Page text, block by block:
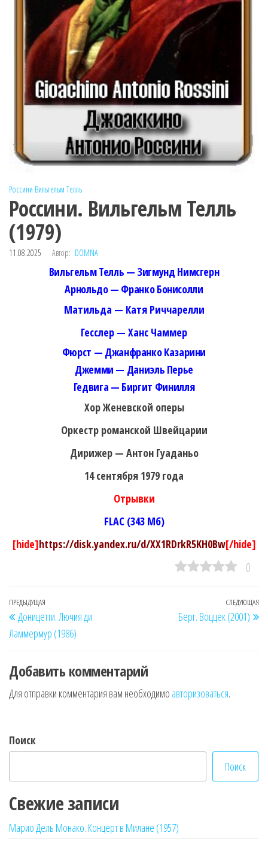
Россини Вильгельм Телль
Россини. Вильгельм Телль
(1979)
11.08.2025 Автор: DOMNA
Вильгельм Телль — Зигмунд Нимсгерн
Арнольдо — Франко Бонисолли
Матильда — Катя Риччарелли
Гесслер — Ханс Чаммер
Фюрст — Джанфранко Казарини
Джемми — Даниэль Перье
Гедвига — Биргит Финилля
Хор Женевской оперы
Оркестр романской Швейцарии
Дирижер — Антон Гуаданьо
14 сентября 1979 года
Отрывки
FLAC (343 Мб)
[hide]https://disk.yandex.ru/d/XX1RDrkR5KH0Bw[/hide]
0
Навигация
по
записям
Предыдущая
запись
ПРЕДЫДУЩАЯ
Доницетти. Лючия ди
Ламмермур (1986)
СЛЕДУЮЩАЯ
Берг. Воццек (2001)
Добавить комментарий
Для отправки комментария вам необходимо авторизоваться.
Поиск
Поиск
Свежие записи
Марио Дель Монако. Концерт в Милане (1957)